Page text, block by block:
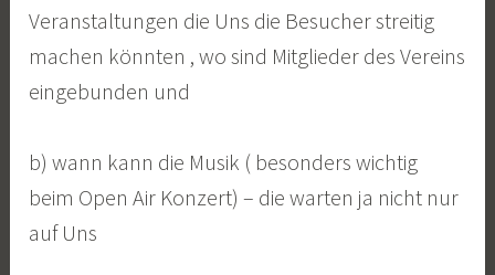
Veranstaltungen die Uns die Besucher streitig
machen könnten , wo sind Mitglieder des Vereins
eingebunden und
b) wann kann die Musik ( besonders wichtig
beim Open Air Konzert) – die warten ja nicht nur
auf Uns